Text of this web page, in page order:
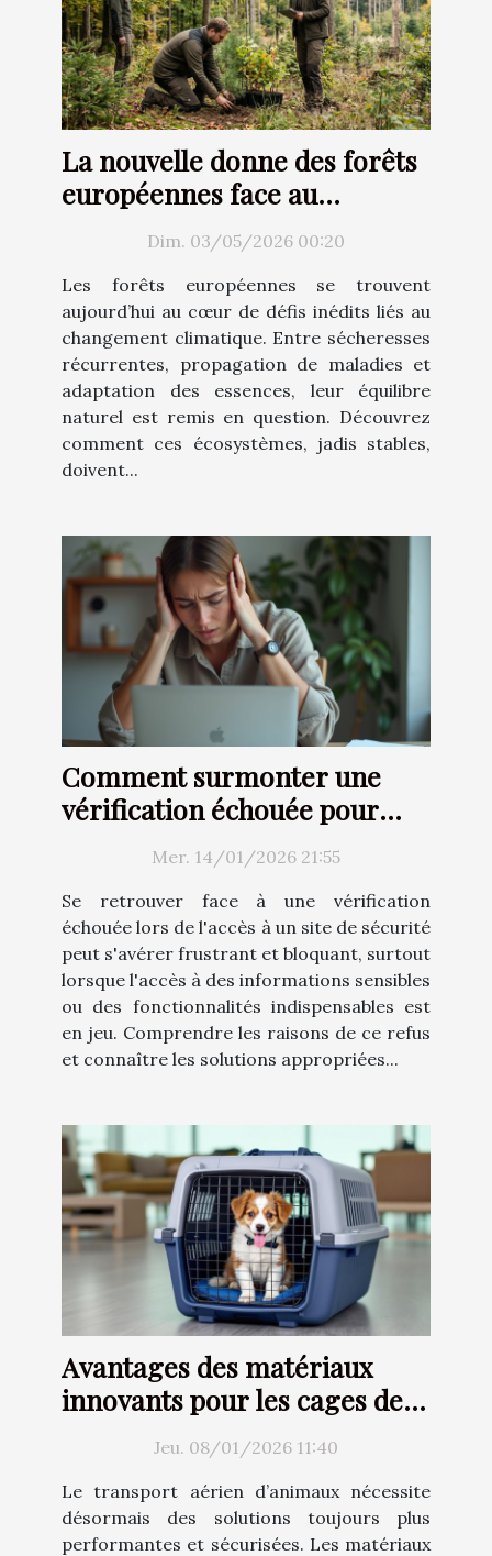
La nouvelle donne des forêts
européennes face au
changement climatique
Dim. 03/05/2026 00:20
Les forêts européennes se trouvent
aujourd’hui au cœur de défis inédits liés au
changement climatique. Entre sécheresses
récurrentes, propagation de maladies et
adaptation des essences, leur équilibre
naturel est remis en question. Découvrez
comment ces écosystèmes, jadis stables,
doivent...
Comment surmonter une
vérification échouée pour
l'accès à un site de sécurité?
Mer. 14/01/2026 21:55
Se retrouver face à une vérification
échouée lors de l'accès à un site de sécurité
peut s'avérer frustrant et bloquant, surtout
lorsque l'accès à des informations sensibles
ou des fonctionnalités indispensables est
en jeu. Comprendre les raisons de ce refus
et connaître les solutions appropriées...
Avantages des matériaux
innovants pour les cages de
transport aérien
Jeu. 08/01/2026 11:40
Le transport aérien d’animaux nécessite
désormais des solutions toujours plus
performantes et sécurisées. Les matériaux